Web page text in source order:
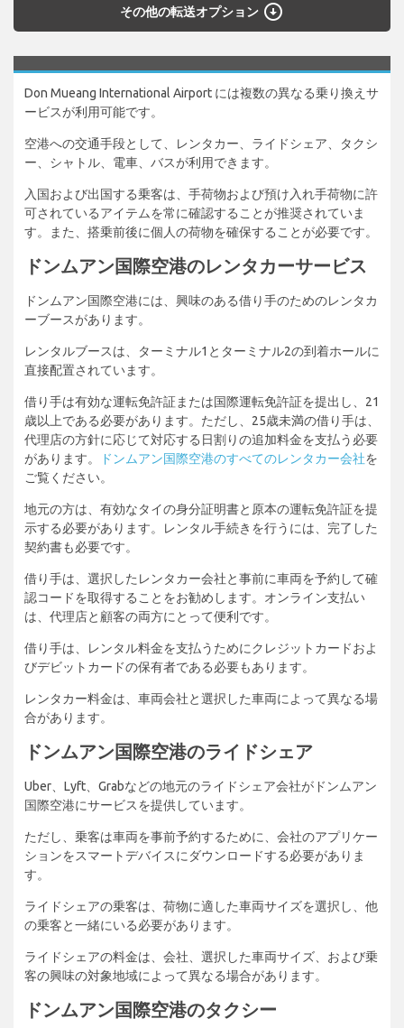
その他の転送オプション arrow_circle_down
Don Mueang International Airport には複数の異なる乗り換えサ
ービスが利用可能です。
空港への交通手段として、レンタカー、ライドシェア、タクシ
ー、シャトル、電車、バスが利用できます。
入国および出国する乗客は、手荷物および預け入れ手荷物に許
可されているアイテムを常に確認することが推奨されていま
す。また、搭乗前後に個人の荷物を確保することが必要です。
ドンムアン国際空港のレンタカーサービス
ドンムアン国際空港には、興味のある借り手のためのレンタカ
ーブースがあります。
レンタルブースは、ターミナル1とターミナル2の到着ホールに
直接配置されています。
借り手は有効な運転免許証または国際運転免許証を提出し、21
歳以上である必要があります。ただし、25歳未満の借り手は、
代理店の方針に応じて対応する日割りの追加料金を支払う必要
があります。
ドンムアン国際空港のすべてのレンタカー会社を
ご覧ください。
地元の方は、有効なタイの身分証明書と原本の運転免許証を提
示する必要があります。レンタル手続きを行うには、完了した
契約書も必要です。
借り手は、選択したレンタカー会社と事前に車両を予約して確
認コードを取得することをお勧めします。オンライン支払い
は、代理店と顧客の両方にとって便利です。
借り手は、レンタル料金を支払うためにクレジットカードおよ
びデビットカードの保有者である必要もあります。
レンタカー料金は、車両会社と選択した車両によって異なる場
合があります。
ドンムアン国際空港のライドシェア
Uber、Lyft、Grabなどの地元のライドシェア会社がドンムアン
国際空港にサービスを提供しています。
ただし、乗客は車両を事前予約するために、会社のアプリケー
ションをスマートデバイスにダウンロードする必要がありま
す。
ライドシェアの乗客は、荷物に適した車両サイズを選択し、他
の乗客と一緒にいる必要があります。
ライドシェアの料金は、会社、選択した車両サイズ、および乗
客の興味の対象地域によって異なる場合があります。
ドンムアン国際空港のタクシー